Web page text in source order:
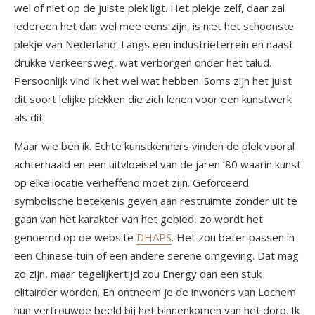
wel of niet op de juiste plek ligt. Het plekje zelf, daar zal
iedereen het dan wel mee eens zijn, is niet het schoonste
plekje van Nederland. Langs een industrieterrein en naast
drukke verkeersweg, wat verborgen onder het talud.
Persoonlijk vind ik het wel wat hebben. Soms zijn het juist
dit soort lelijke plekken die zich lenen voor een kunstwerk
als dit.
Maar wie ben ik. Echte kunstkenners vinden de plek vooral
achterhaald en een uitvloeisel van de jaren ’80 waarin kunst
op elke locatie verheffend moet zijn. Geforceerd
symbolische betekenis geven aan restruimte zonder uit te
gaan van het karakter van het gebied, zo wordt het
genoemd op de website DHAPS. Het zou beter passen in
een Chinese tuin of een andere serene omgeving. Dat mag
zo zijn, maar tegelijkertijd zou Energy dan een stuk
elitairder worden. En ontneem je de inwoners van Lochem
hun vertrouwde beeld bij het binnenkomen van het dorp. Ik